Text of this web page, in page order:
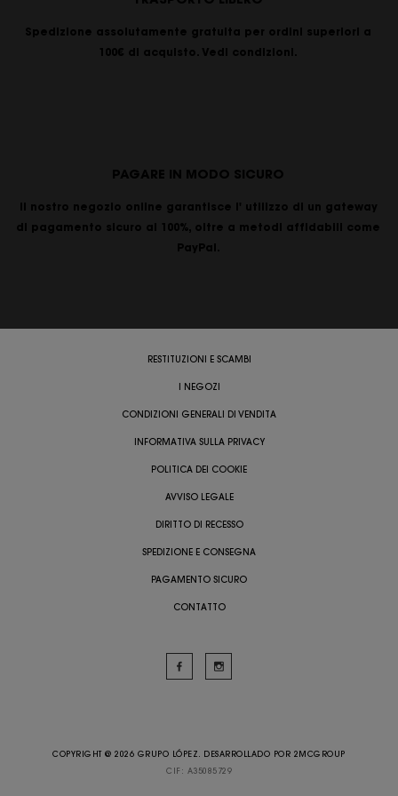
Spedizione assolutamente gratuita per ordini superiori a
100€ di acquisto. Vedi condizioni.
PAGARE IN MODO SICURO
Il nostro negozio online garantisce l' utilizzo di un gateway
di pagamento sicuro al 100%, oltre a metodi affidabili come
PayPal.
RESTITUZIONI E SCAMBI
I NEGOZI
CONDIZIONI GENERALI DI VENDITA
INFORMATIVA SULLA PRIVACY
POLITICA DEI COOKIE
AVVISO LEGALE
DIRITTO DI RECESSO
SPEDIZIONE E CONSEGNA
PAGAMENTO SICURO
CONTATTO
COPYRIGHT @ 2026 GRUPO LÓPEZ. DESARROLLADO POR 2MCGROUP
CIF: A35085729